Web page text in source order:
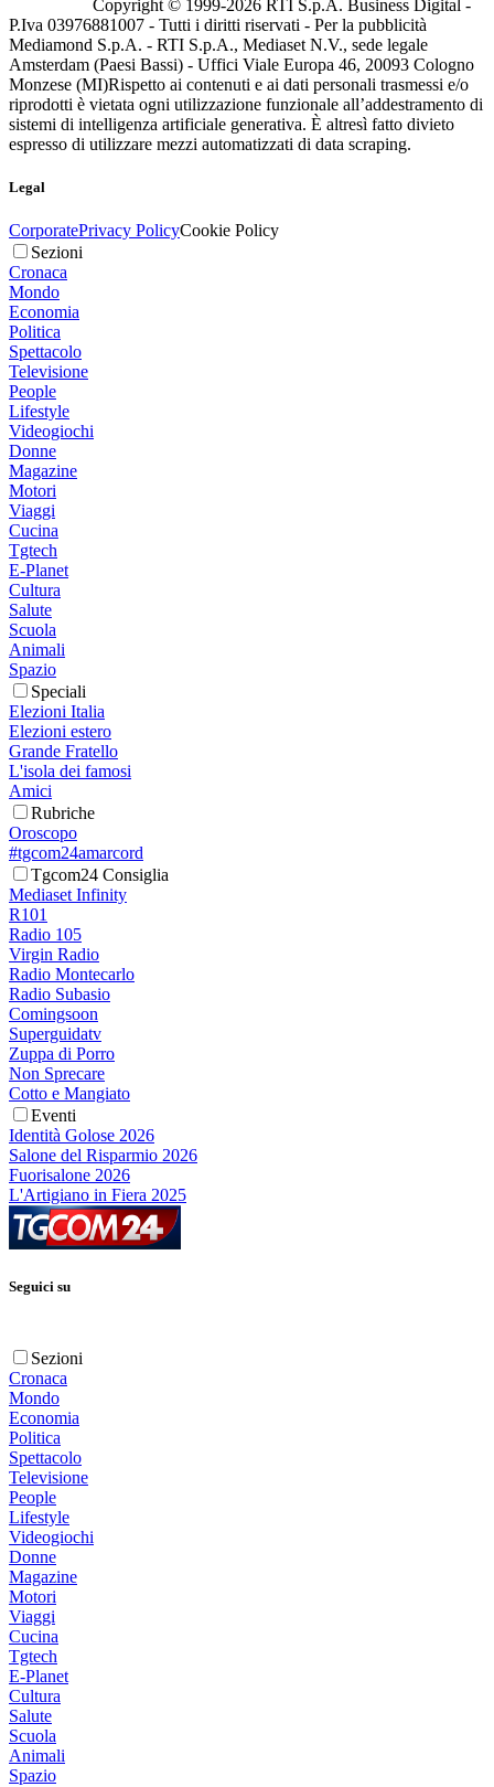
Copyright © 1999-2026 RTI S.p.A. Business Digital -
P.Iva 03976881007 - Tutti i diritti riservati - Per la pubblicità
Mediamond S.p.A. - RTI S.p.A., Mediaset N.V., sede legale
Amsterdam (Paesi Bassi) - Uffici Viale Europa 46, 20093 Cologno
Monzese (MI)Rispetto ai contenuti e ai dati personali trasmessi e/o
riprodotti è vietata ogni utilizzazione funzionale all’addestramento di
sistemi di intelligenza artificiale generativa. È altresì fatto divieto
espresso di utilizzare mezzi automatizzati di data scraping.
Legal
CorporatePrivacy PolicyCookie Policy
Sezioni
Cronaca
Mondo
Economia
Politica
Spettacolo
Televisione
People
Lifestyle
Videogiochi
Donne
Magazine
Motori
Viaggi
Cucina
Tgtech
E-Planet
Cultura
Salute
Scuola
Animali
Spazio
Speciali
Elezioni Italia
Elezioni estero
Grande Fratello
L'isola dei famosi
Amici
Rubriche
Oroscopo
#tgcom24amarcord
Tgcom24 Consiglia
Mediaset Infinity
R101
Radio 105
Virgin Radio
Radio Montecarlo
Radio Subasio
Comingsoon
Superguidatv
Zuppa di Porro
Non Sprecare
Cotto e Mangiato
Eventi
Identità Golose 2026
Salone del Risparmio 2026
Fuorisalone 2026
L'Artigiano in Fiera 2025
Seguici su
Sezioni
Cronaca
Mondo
Economia
Politica
Spettacolo
Televisione
People
Lifestyle
Videogiochi
Donne
Magazine
Motori
Viaggi
Cucina
Tgtech
E-Planet
Cultura
Salute
Scuola
Animali
Spazio